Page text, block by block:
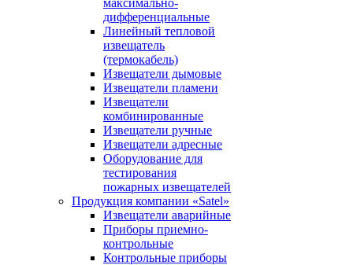
максимально-
дифференциальные
Линейный тепловой
извещатель
(термокабель)
Извещатели дымовые
Извещатели пламени
Извещатели
комбинированные
Извещатели ручные
Извещатели адресные
Оборудование для
тестирования
пожарных извещателей
Продукция компании «Satel»
Извещатели аварийные
Приборы приемно-
контрольные
Контрольные приборы